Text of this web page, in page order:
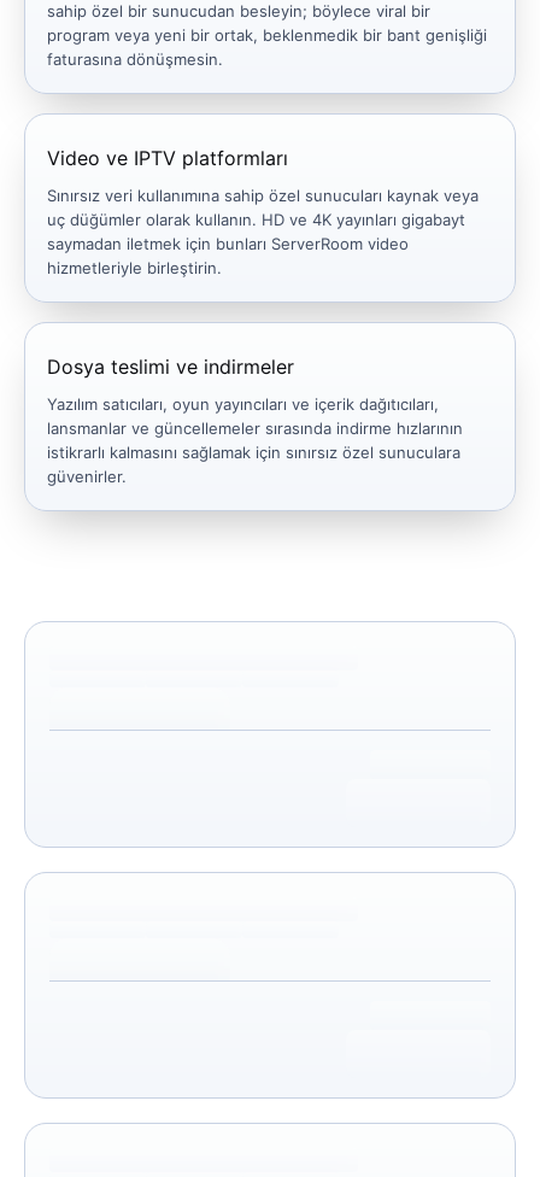
sahip özel bir sunucudan besleyin; böylece viral bir
program veya yeni bir ortak, beklenmedik bir bant genişliği
faturasına dönüşmesin.
Video ve IPTV platformları
Sınırsız veri kullanımına sahip özel sunucuları kaynak veya
uç düğümler olarak kullanın. HD ve 4K yayınları gigabayt
saymadan iletmek için bunları ServerRoom video
hizmetleriyle birleştirin.
Dosya teslimi ve indirmeler
Yazılım satıcıları, oyun yayıncıları ve içerik dağıtıcıları,
lansmanlar ve güncellemeler sırasında indirme hızlarının
istikrarlı kalmasını sağlamak için sınırsız özel sunuculara
güvenirler.